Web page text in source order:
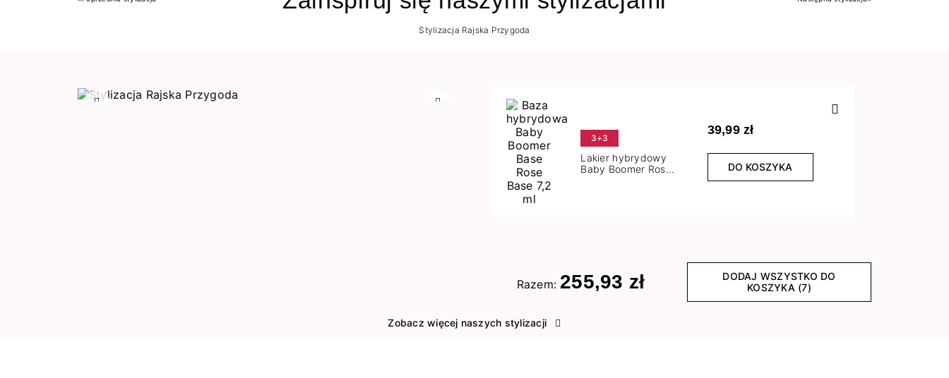
Stylizacja Rajska Przygoda
3+3
Lakier hybrydowy
Baby Boomer Rose
39,99 zł
DO KOSZYKA
Razem: 255,93 zł
DODAJ WSZYSTKO DO
KOSZYKA (7)
Zobacz więcej naszych stylizacji